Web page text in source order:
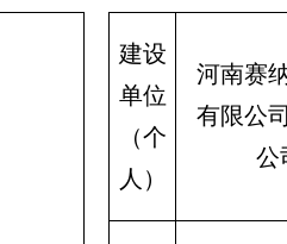
建设
单位
（个
人 ）
河南赛
有限公
公